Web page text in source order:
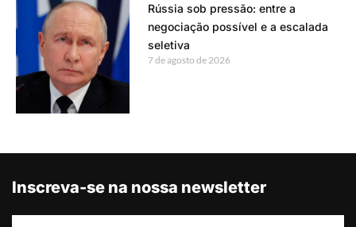
Rússia sob pressão: entre a
negociação possível e a escalada
seletiva
7 de agosto de 2026
Inscreva-se na nossa newsletter